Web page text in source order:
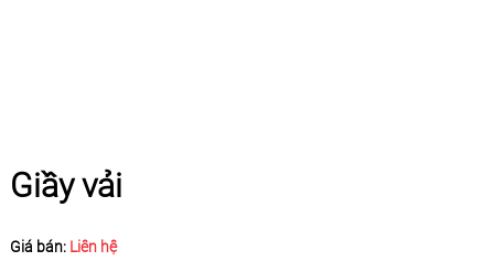
Giầy vải
Giá bán: Liên hệ